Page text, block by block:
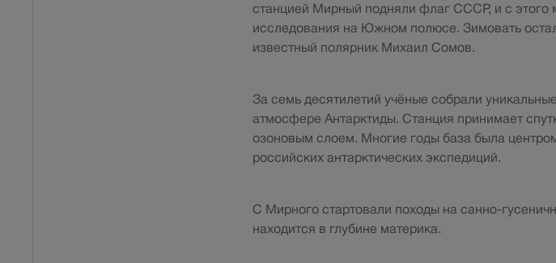
станцией Мирный подняли флаг СССР, и с этого
исследования на Южном полюсе. Зимовать
известный полярник Михаил Сомов.
За семь десятилетий учёные собрали
атмосфере Антарктиды. Станция принимает
озоновым слоем. Многие годы база была
российских антарктических экспедиций.
С Мирного стартовали походы на санно-
находится в глубине материка.